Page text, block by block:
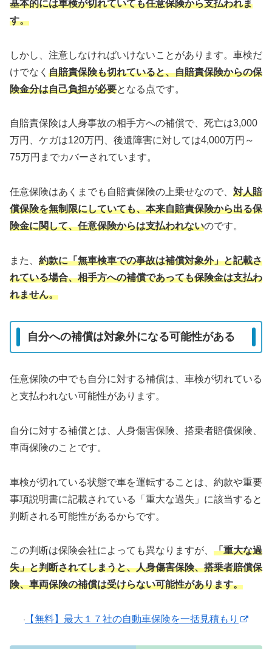
基本的には車検が切れていても任意保険から支払われま
す。
しかし、注意しなければいけないことがあります。車検だ
けでなく 自賠責保険も切れていると、自賠責保険からの保
険金分は自己負担が必要となる点です。
自賠責保険は人身事故の相手方への補償で、死亡は3,000
万円、ケガは120万円、後遺障害に対しては4,000万円～
75万円までカバーされています。
任意保険はあくまでも自賠責保険の上乗せなので、 対人賠
償保険を無制限にしていても、本来自賠責保険から出る保
険金に関して、任意保険からは支払われないのです。
また、 約款に「無車検車での事故は補償対象外」と記載さ
れている場合、相手方への補償であっても保険金は支払わ
れません。
自分への補償は対象外になる可能性がある
任意保険の中でも自分に対する補償は、車検が切れている
と支払われない可能性があります。
自分に対する補償とは、人身傷害保険、搭乗者賠償保険、
車両保険のことです。
車検が切れている状態で車を運転することは、約款や重要
事項説明書に記載されている「重大な過失」に該当すると
判断される可能性があるからです。
この判断は保険会社によっても異なりますが、 「重大な過
失」と判断されてしまうと、人身傷害保険、搭乗者賠償保
険、車両保険の補償は受けらない可能性があります。
【無料】最大１７社の自動車保険を一括見積もり